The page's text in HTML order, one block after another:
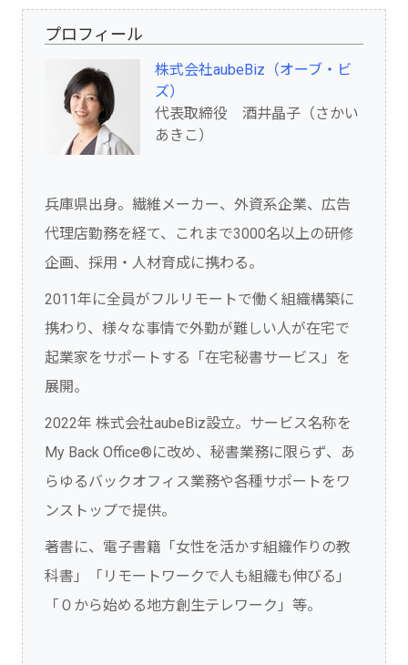
プロフィール
株式会社aubeBiz（オーブ・ビ
ズ）
代表取締役 酒井晶子（さかい
あきこ）
兵庫県出身。繊維メーカー、外資系企業、広告
代理店勤務を経て、これまで3000名以上の研修
企画、採用・人材育成に携わる。
2011年に全員がフルリモートで働く組織構築に
携わり、様々な事情で外勤が難しい人が在宅で
起業家をサポートする「在宅秘書サービス」を
展開。
2022年 株式会社aubeBiz設立。サービス名称を
My Back Office®に改め、秘書業務に限らず、あ
らゆるバックオフィス業務や各種サポートをワ
ンストップで提供。
著書に、電子書籍「女性を活かす組織作りの教
科書」「リモートワークで人も組織も伸びる」
「０から始める地方創生テレワーク」等。